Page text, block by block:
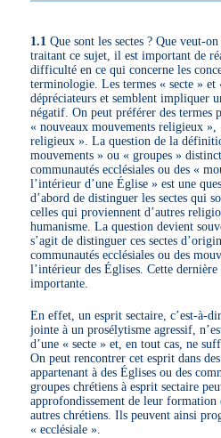
1.1 Que sont les sectes ? Que veut-
traitant ce sujet, il est important de
difficulté en ce qui concerne les
terminologie. Les termes « secte » et
dépréciateurs et semblent impliquer
négatif. On peut préférer des termes
« nouveaux mouvements religieux »,
religieux ». La question de la
mouvements » ou « groupes »
communautés ecclésiales ou des «
l’intérieur d’une Église » est une
d’abord de distinguer les sectes qui
celles qui proviennent d’autres
humanisme. La question devient
s’agit de distinguer ces sectes
communautés ecclésiales ou des
l’intérieur des Églises. Cette
importante.
En effet, un esprit sectaire, c’est-à-
jointe à un prosélytisme agressif,
d’une « secte » et, en tout cas, ne
On peut rencontrer cet esprit dans
appartenant à des Églises ou des
groupes chrétiens à esprit sectaire
approfondissement de leur formation
autres chrétiens. Ils peuvent ainsi
« ecclésiale ».